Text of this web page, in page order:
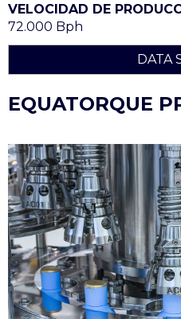
VELOCIDAD DE
72.000 Bph
DATA
EQUATORQUE